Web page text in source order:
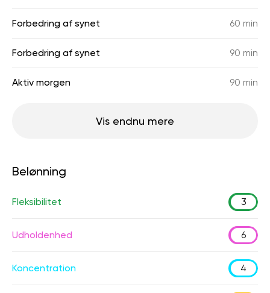
Forbedring af synet 60 min
Forbedring af synet 90 min
Aktiv morgen 90 min
Vis endnu mere
Belønning
Fleksibilitet 3
Udholdenhed 6
Koncentration 4